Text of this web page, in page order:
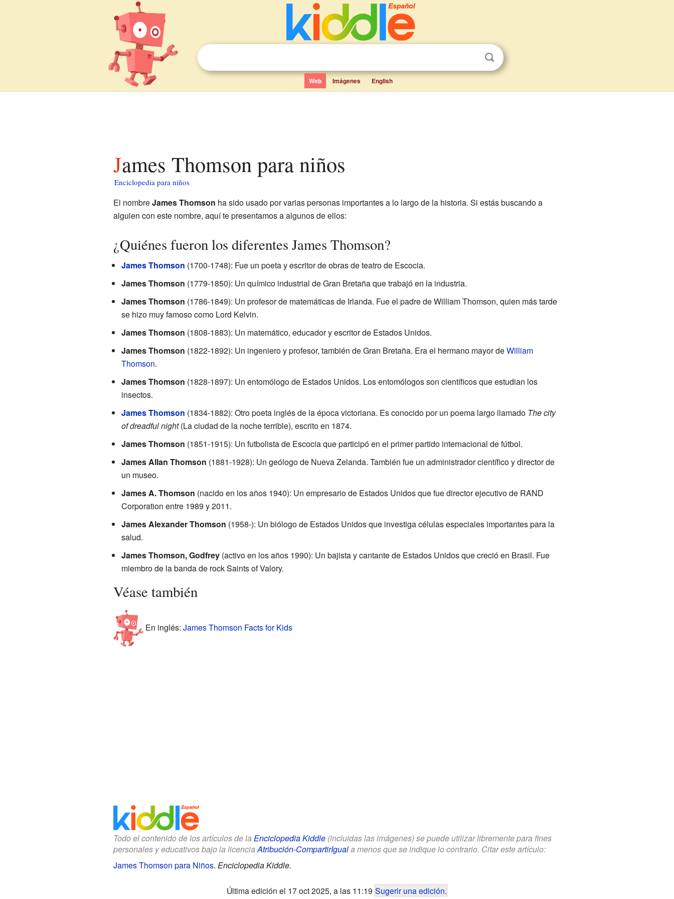
Web Imágenes English
James Thomson para niños
Enciclopedia para niños
El nombreJames Thomson ha sido usado por varias personas importantes a lo largo de la historia. Si estás buscando a
alguien con este nombre, aquí te presentamos a algunos de ellos:
¿Quiénes fueron los diferentes James Thomson?
James Thomson (1700-1748): Fue un poeta y escritor de obras de teatro de Escocia.
James Thomson (1779-1850): Un químico industrial de Gran Bretaña que trabajó en la industria.
James Thomson (1786-1849): Un profesor de matemáticas de Irlanda. Fue el padre de William Thomson, quien más tarde
se hizo muy famoso como Lord Kelvin.
James Thomson (1808-1883): Un matemático, educador y escritor de Estados Unidos.
James Thomson (1822-1892): Un ingeniero y profesor, también de Gran Bretaña. Era el hermano mayor deWilliam
Thomson.
James Thomson (1828-1897): Un entomólogo de Estados Unidos. Los entomólogos son científicos que estudian los
insectos.
James Thomson (1834-1882): Otro poeta inglés de la época victoriana. Es conocido por un poema largo llamado The city
of dreadful night(La ciudad de la noche terrible), escrito en 1874.
James Thomson (1851-1915): Un futbolista de Escocia que participó en el primer partido internacional de fútbol.
James Allan Thomson (1881-1928): Un geólogo de Nueva Zelanda. También fue un administrador científico y director de
un museo.
James A. Thomson (nacido en los años 1940): Un empresario de Estados Unidos que fue director ejecutivo de RAND
Corporation entre 1989 y 2011.
James Alexander Thomson (1958-): Un biólogo de Estados Unidos que investiga células especiales importantes para la
salud.
James Thomson, Godfrey(activo en los años 1990): Un bajista y cantante de Estados Unidos que creció en Brasil. Fue
miembro de la banda de rock Saints of Valory.
Véase también
En inglés: James Thomson Facts for Kids
Todo el contenido de los artículos de la Enciclopedia Kiddle(incluidas las imágenes) se puede utilizar libremente para fines
personales y educativos bajo la licenciaAtribución-CompartirIguala menos que se indique lo contrario. Citar este artículo:
James Thomson para Niños. Enciclopedia Kiddle.
Última edición el 17 oct 2025, a las 11:19 Sugerir una edición.